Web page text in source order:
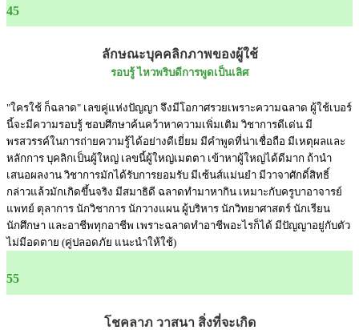
45
ลักษณะบุคคลิกภาพของผู้ใช้
รอบรู้ ไหวพริบดีการพูดเป็นเลิศ
"ใครใช้ ก็ฉลาด" เลขคู่แห่งปัญญา จึงมีโอกาศรวยเพราะความฉลาด ผู้ใช้เบอร์
นี้จะมีความรอบรู้ ชอบศึกษาค้นคว้าหาความเพิ่มเติม วิชาการดีเด่น มี
พรสวรรค์ในการถ่ายความรู้ได้อย่างดีเยี่ยม มีคำพูดที่น่าเชื่อถือ มีเหตุผลและ
หลักการ บุคลิกเป็นผู้ใหญ่ เลขนี้ผู้ใหญ่เมตตา เข้าหาผู้ใหญ่ได้ดีมาก ถ้านำ
เสนอผลงาน วิชาการมักได้รับการยอมรับ มีเซ้นส์แม่นยำ มีวาจาศักดิ์สิทธิ์
กล่าวแล้วมักเกิดขึ้นจริง มีสมาธิดี ฉลาดทำมาหากิน เหมาะกับครูบาอาจารย์
แพทย์ ตุลาการ นักวิชาการ นักวางแผน ผู้บริหาร นักวิทยาศาสตร์ นักเรียน
นักศึกษา และอาชีพทุกอาชีพ เพราะฉลาดทำอาชีพอะไรก็ได้ มีปัญญาอยู่กับตัว
ไม่มีอดตาย (คู่ปลอดภัย แนะนำให้ใช้)
55
โชคลาภ วาสนา สิ่งที่จะเกิด